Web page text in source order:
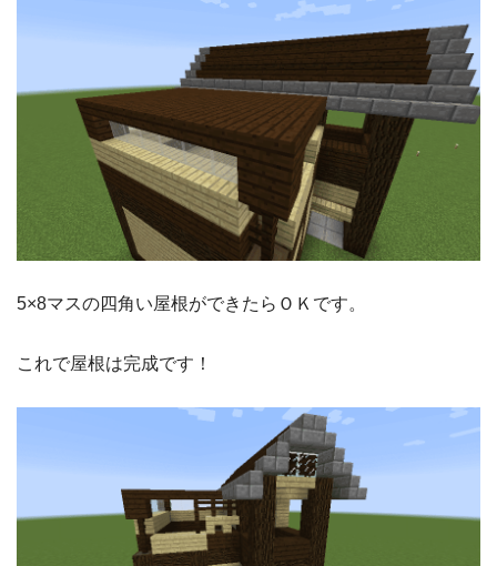
5×8マスの四角い屋根ができたらＯＫです。
これで屋根は完成です！